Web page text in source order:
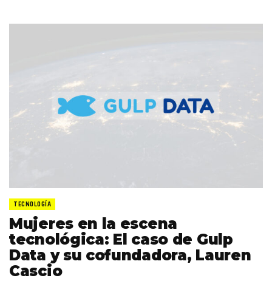
TECNOLOGÍA
Mujeres en la escena
tecnológica: El caso de Gulp
Data y su cofundadora, Lauren
Cascio